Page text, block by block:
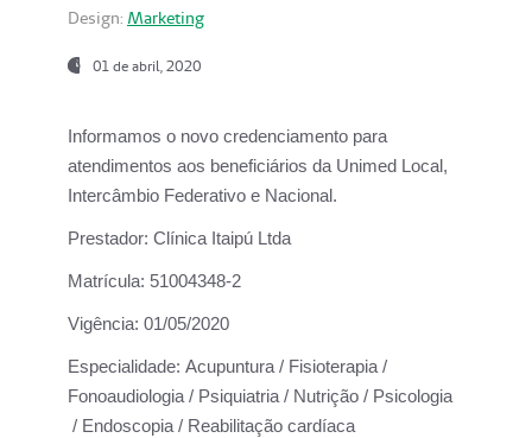
Design: Marketing
01 de abril, 2020
Informamos o novo credenciamento para
atendimentos aos beneficiários da Unimed Local,
Intercâmbio Federativo e Nacional.
Prestador: Clínica Itaipú Ltda
Matrícula: 51004348-2
Vigência: 01/05/2020
Especialidade: Acupuntura / Fisioterapia /
Fonoaudiologia / Psiquiatria / Nutrição / Psicologia
/ Endoscopia / Reabilitação cardíaca